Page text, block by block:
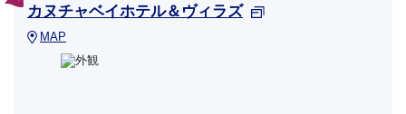
カヌチャベイホテル＆ヴィラズ
MAP